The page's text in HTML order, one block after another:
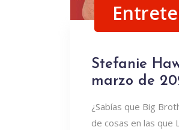
Stefanie
marzo de
¿Sabías que Big
de cosas en las que